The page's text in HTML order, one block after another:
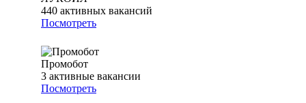
440 активных вакансий
Посмотреть
Промобот
3 активные вакансии
Посмотреть